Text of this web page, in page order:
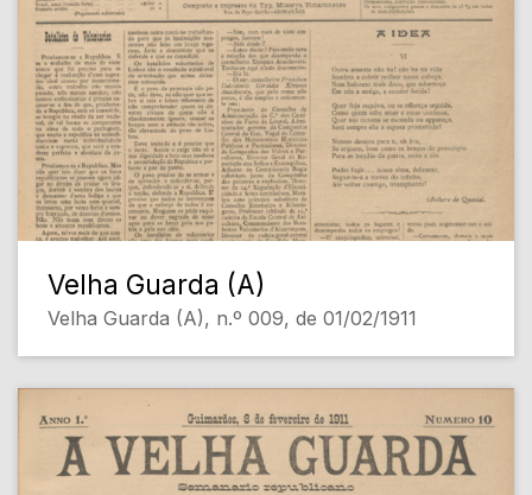
Velha Guarda (A)
Velha Guarda (A), n.º 009, de 01/02/1911